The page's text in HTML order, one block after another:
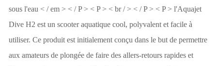
sous l'eau < / em > < / P > < P > < br / > < / P > < P > l'Aquajet
Dive H2 est un scooter aquatique cool, polyvalent et facile à
utiliser. Ce produit est initialement conçu dans le but de permettre
aux amateurs de plongée de faire des allers-retours rapides et